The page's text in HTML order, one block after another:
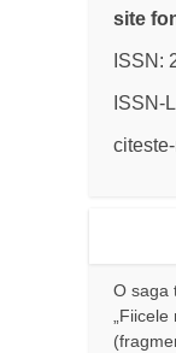
site
ISSN:
ISSN-
O saga
„Fiicele